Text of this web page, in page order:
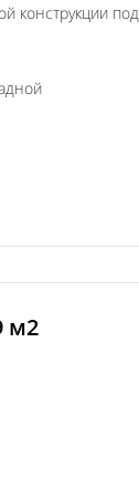
конструкции под
м2